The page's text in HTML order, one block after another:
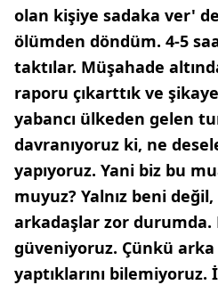
olan kişiye sadaka ver'
ölümden döndüm. 4-5
taktılar. Müşahade
raporu çıkarttık ve
yabancı ülkeden gelen
davranıyoruz ki, ne
yapıyoruz. Yani biz bu
muyuz? Yalnız beni
arkadaşlar zor durumda.
güveniyoruz. Çünkü
yaptıklarını